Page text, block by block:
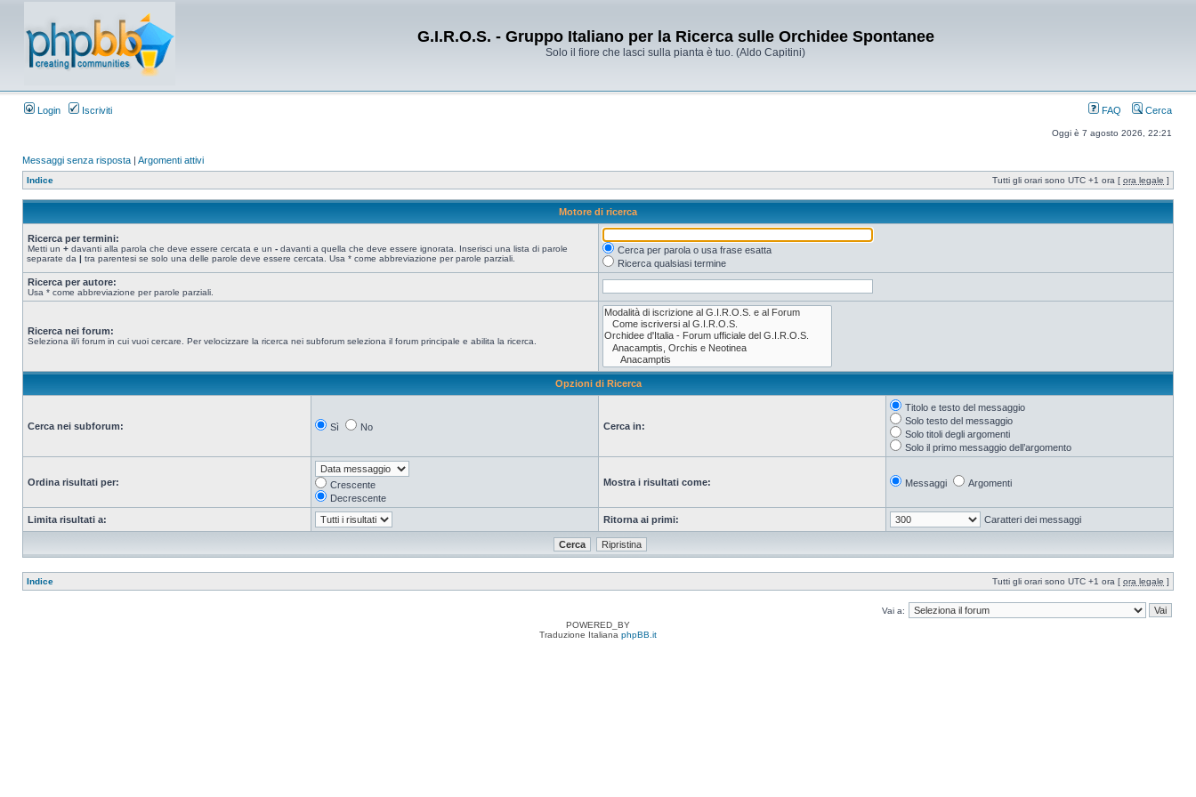
G.I.R.O.S. - Gruppo Italiano per la Ricerca sulle Orchidee Spontanee
Solo il fiore che lasci sulla pianta è tuo. (Aldo Capitini)
Login Iscriviti FAQ Cerca
Oggi è 7 agosto 2026, 22:21
Messaggi senza risposta | Argomenti attivi
Indice Tutti gli orari sono UTC +1 ora [ ora legale ]
Motore di ricerca
Ricerca per termini:
Metti un + davanti alla parola che deve essere cercata e un - davanti a quella che deve essere ignorata. Inserisci una lista di parole
separate da | tra parentesi se solo una delle parole deve essere cercata. Usa * come abbreviazione per parole parziali.
Cerca per parola o usa frase esatta
Ricerca qualsiasi termine
Ricerca per autore:
Usa * come abbreviazione per parole parziali.
Ricerca nei forum:
Seleziona il/i forum in cui vuoi cercare. Per velocizzare la ricerca nei subforum seleziona il forum principale e abilita la ricerca.
Opzioni di Ricerca
Cerca nei subforum: Sì No Cerca in:
Titolo e testo del messaggio
Solo testo del messaggio
Solo titoli degli argomenti
Solo il primo messaggio dell’argomento
Ordina risultati per:
Crescente
Decrescente
Mostra i risultati come: Messaggi Argomenti
Limita risultati a: Ritorna ai primi: Caratteri dei messaggi
Indice Tutti gli orari sono UTC +1 ora [ ora legale ]
Vai a:
POWERED_BY
Traduzione Italiana phpBB.it